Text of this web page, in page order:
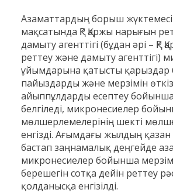
Азаматтардың борыш
мақсатында ҚР Қаржы нарығын
дамыту агенттігі (бұдан әрі – ҚР
реттеу және дамыту агенттігі)
ұйымдарына қатысты
пайыздарды және мерзімін
айыппұлдарды есептеу
белгіледі, микронесиелер
мөлшерлемелерінің шекті
енгізді. Ағымдағы жылдың
бастап заңнамалық деңгейде
микронесиелер бойынша
берешегін сотқа дейін реттеу
қолданысқа енгізілді.